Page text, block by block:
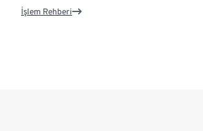
İşlem Rehberi